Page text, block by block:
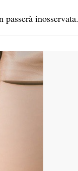
passerà inosservata.